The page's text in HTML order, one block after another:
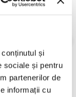
și
sociale și pentru
partenerilor de
informații cu